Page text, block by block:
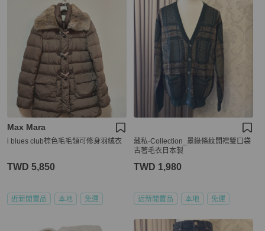
Max Mara
i blues club棕色毛毛領可修身羽絨衣
TWD 5,850
近新閒置品 本地 免運
藏私·Collection_墨綠條紋開襟雙口袋
古著毛衣日本製
TWD 1,980
近新閒置品 本地 免運